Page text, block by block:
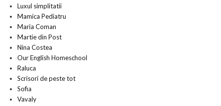
Luxul simplitatii
Mamica Pediatru
Maria Coman
Martie din Post
Nina Costea
Our English Homeschool
Raluca
Scrisori de peste tot
Sofia
Vavaly